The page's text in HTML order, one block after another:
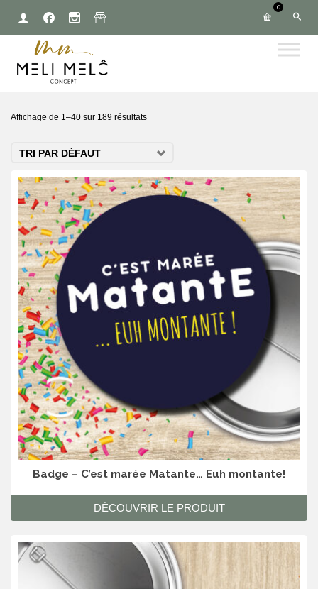
0
Affichage de 1–40 sur 189 résultats
TRI PAR DÉFAUT
Badge – C’est marée Matante… Euh montante!
DÉCOUVRIR LE PRODUIT